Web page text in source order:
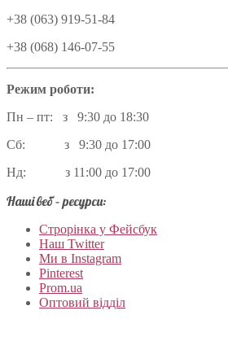
+38 (063) 919-51-84
+38 (068) 146-07-55
Режим роботи:
Пн – пт: з 9:30 до 18:30
Сб: з 9:30 до 17:00
Нд: з 11:00 до 17:00
Наші веб – ресурси:
Строрінка у Фейсбук
Наш Twitter
Ми в Instagram
Pinterest
Prom.ua
Оптовий відділ